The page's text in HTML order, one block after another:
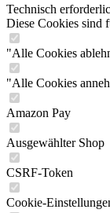
Technisch
Diese Cookies sind
"Alle Cookies
"Alle Cookies
Amazon Pay
Ausgewählter Shop
CSRF-Token
Cookie-